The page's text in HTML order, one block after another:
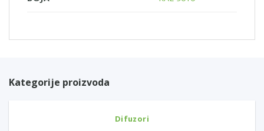
Kategorije proizvoda
Difuzori